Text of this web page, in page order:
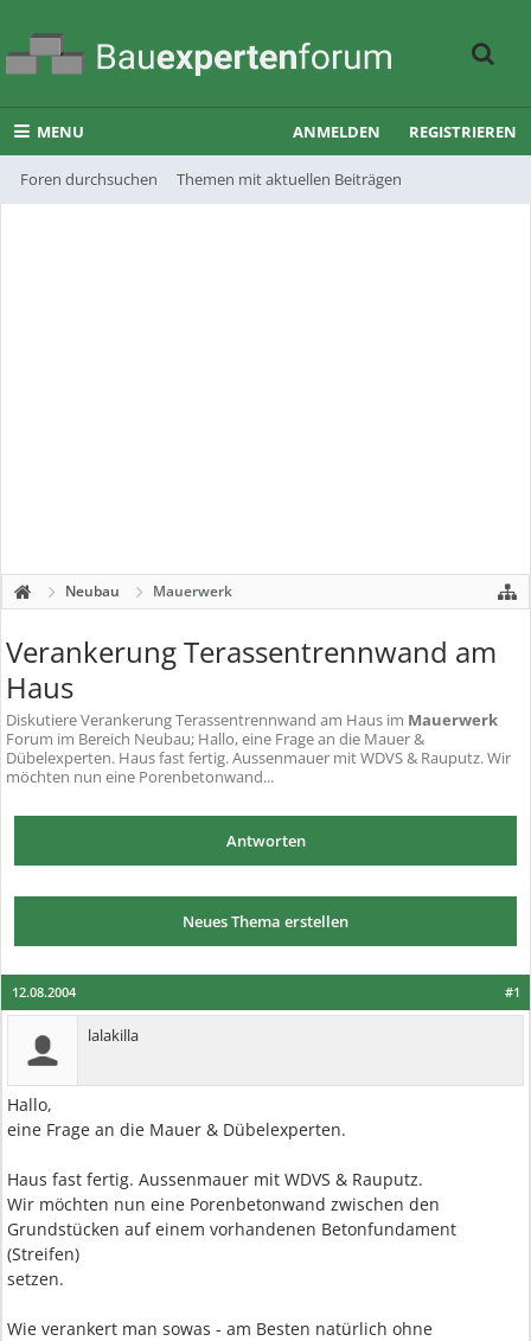
MENU
Foren durchsuchen Themen mit aktuellen Beiträgen
ANMELDEN REGISTRIEREN
Neubau Mauerwerk
Verankerung Terassentrennwand am
Haus
DiskutiereVerankerung Terassentrennwand am Haus im Mauerwerk
Forum im Bereich Neubau; Hallo, eine Frage an die Mauer &
Dübelexperten. Haus fast fertig. Aussenmauer mit WDVS & Rauputz. Wir
möchten nun eine Porenbetonwand...
Antworten
Neues Thema erstellen
#1
12.08.2004
lalakilla
Hallo,
eine Frage an die Mauer & Dübelexperten.
Haus fast fertig. Aussenmauer mit WDVS & Rauputz.
Wir möchten nun eine Porenbetonwand zwischen den
Grundstücken auf einem vorhandenen Betonfundament
(Streifen)
setzen.
Wie verankert man sowas - am Besten natürlich ohne